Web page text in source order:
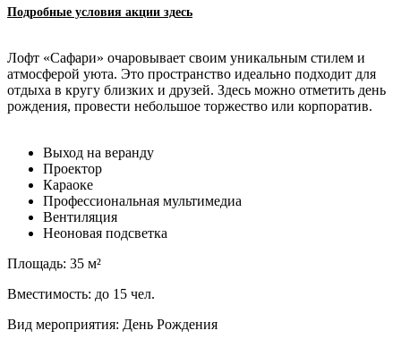
Подробные условия акции здесь
Лофт «Сафари» очаровывает своим уникальным стилем и
атмосферой уюта. Это пространство идеально подходит для
отдыха в кругу близких и друзей. Здесь можно отметить день
рождения, провести небольшое торжество или корпоратив.
Выход на веранду
Проектор
Караоке
Профессиональная мультимедиа
Вентиляция
Неоновая подсветка
Площадь: 35 м²
Вместимость: до 15 чел.
Вид мероприятия: День Рождения